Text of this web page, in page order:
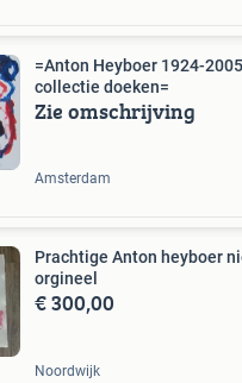
=Anton Heyboer 1924-
collectie doeken=
Zie omschrijving
Amsterdam
Prachtige Anton heyboer
orgineel
€ 300,00
Noordwijk